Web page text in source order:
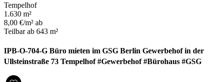
Tempelhof
1.630 m²
8,00 €/m² ab
Teilbar ab 643 m²
IPB-O-704-G Büro mieten im GSG Berlin Gewerbehof in der
Ullsteinstraße 73 Tempelhof #Gewerbehof #Bürohaus #GSG